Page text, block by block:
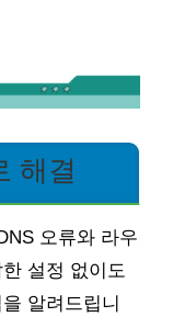
해결
오류와 라우
설정 없이도
알려드립니